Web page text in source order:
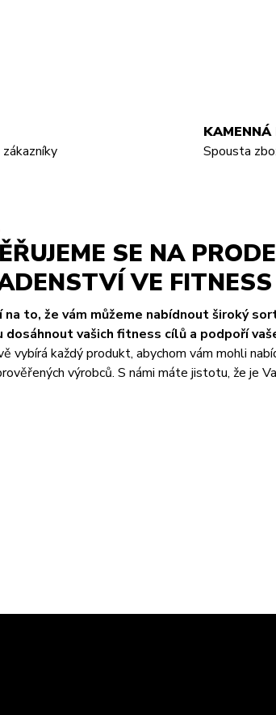
KAMENNÁ
Spousta
SE NA
VE
na to, že vám můžeme nabídnout široký
dosáhnout vašich fitness cílů a podpoří
vybírá každý produkt, abychom vám mohli
výrobců. S námi máte jistotu, že je